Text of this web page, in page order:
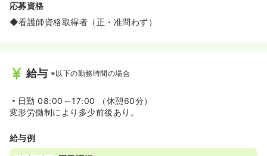
応募資格
◆看護師資格取得者（正・准問わず）
給与 ※以下の勤務時間の場合
日勤 08:00～17:00 （休憩60分）
変形労働制により多少前後あり。
給与例